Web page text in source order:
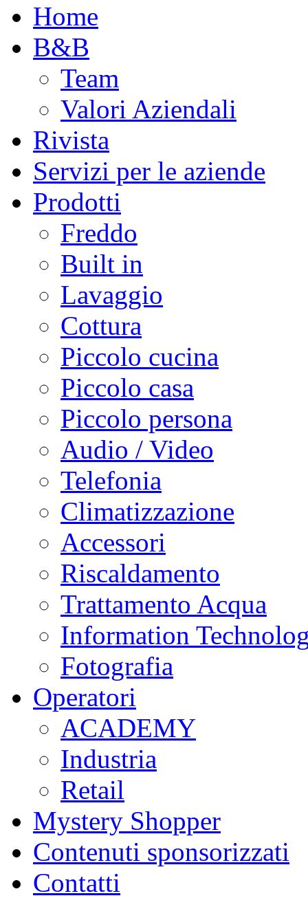
Home
B&B
Team
Valori Aziendali
Rivista
Servizi per le aziende
Prodotti
Freddo
Built in
Lavaggio
Cottura
Piccolo cucina
Piccolo casa
Piccolo persona
Audio / Video
Telefonia
Climatizzazione
Accessori
Riscaldamento
Trattamento Acqua
Information
Fotografia
Operatori
ACADEMY
Industria
Retail
Mystery Shopper
Contenuti sponsorizzati
Contatti